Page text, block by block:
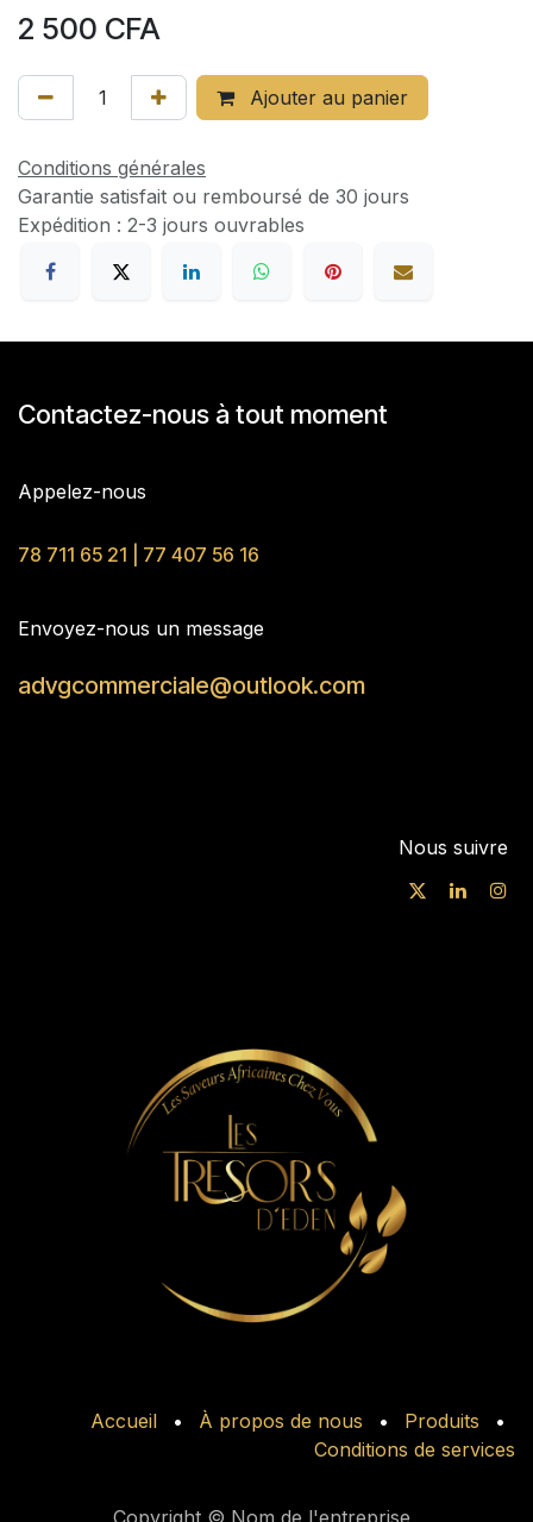
2 500 CFA
Ajouter au panier
Conditions générales
Garantie satisfait ou remboursé de 30 jours
Expédition : 2-3 jours ouvrables
Contactez-nous à tout moment
Appelez-nous
78 711 65 21 | 77 407 56 16
Envoyez-nous un message
advgcommerciale@outlook.com
Nous suivre
Accueil • À propos de nous • Produits
•
Conditions de services